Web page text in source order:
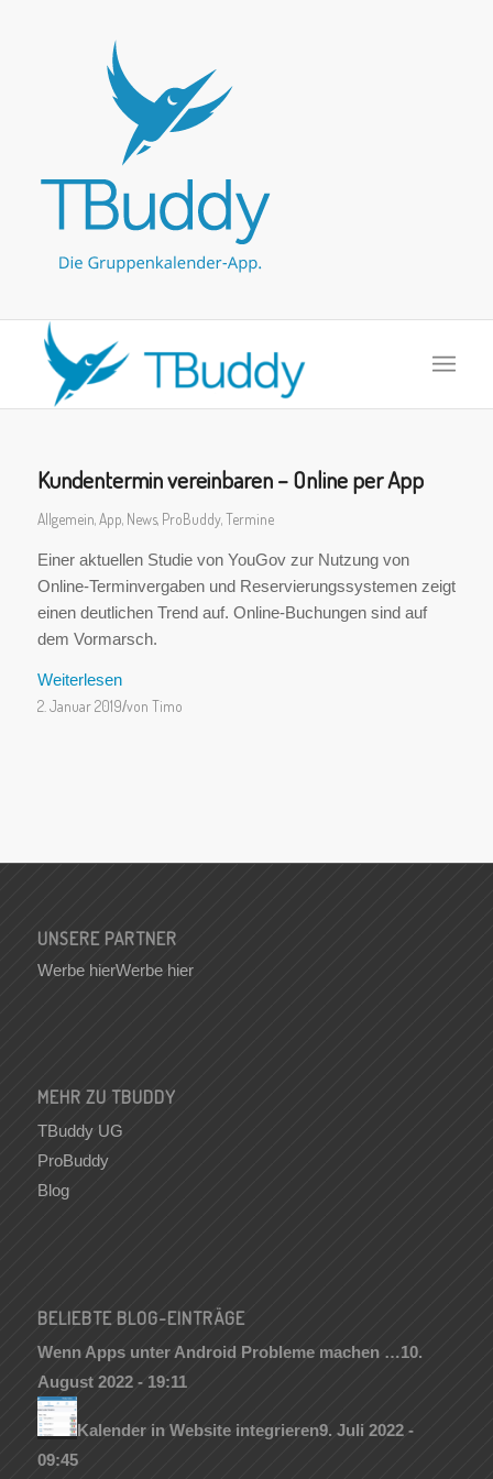
Kundentermin vereinbaren – Online per App
Allgemein,App, News, ProBuddy,Termine
Einer aktuellen Studie von YouGov zur Nutzung von
Online-Terminvergaben und Reservierungssystemen zeigt
einen deutlichen Trend auf. Online-Buchungen sind auf
dem Vormarsch.
Weiterlesen
2. Januar 2019/von Timo
UNSERE PARTNER
Werbe hierWerbe hier
MEHR ZU TBUDDY
TBuddy UG
ProBuddy
Blog
BELIEBTE BLOG-EINTRÄGE
Wenn Apps unter Android Probleme machen …10.
August 2022 - 19:11
Kalender in Website integrieren9. Juli 2022 -
09:45